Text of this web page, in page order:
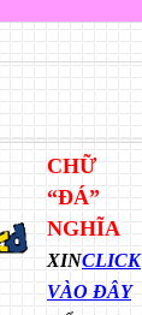
CHỮ
“ĐÁ”
NGHĨA
XINCLICK
VÀO ĐÂY